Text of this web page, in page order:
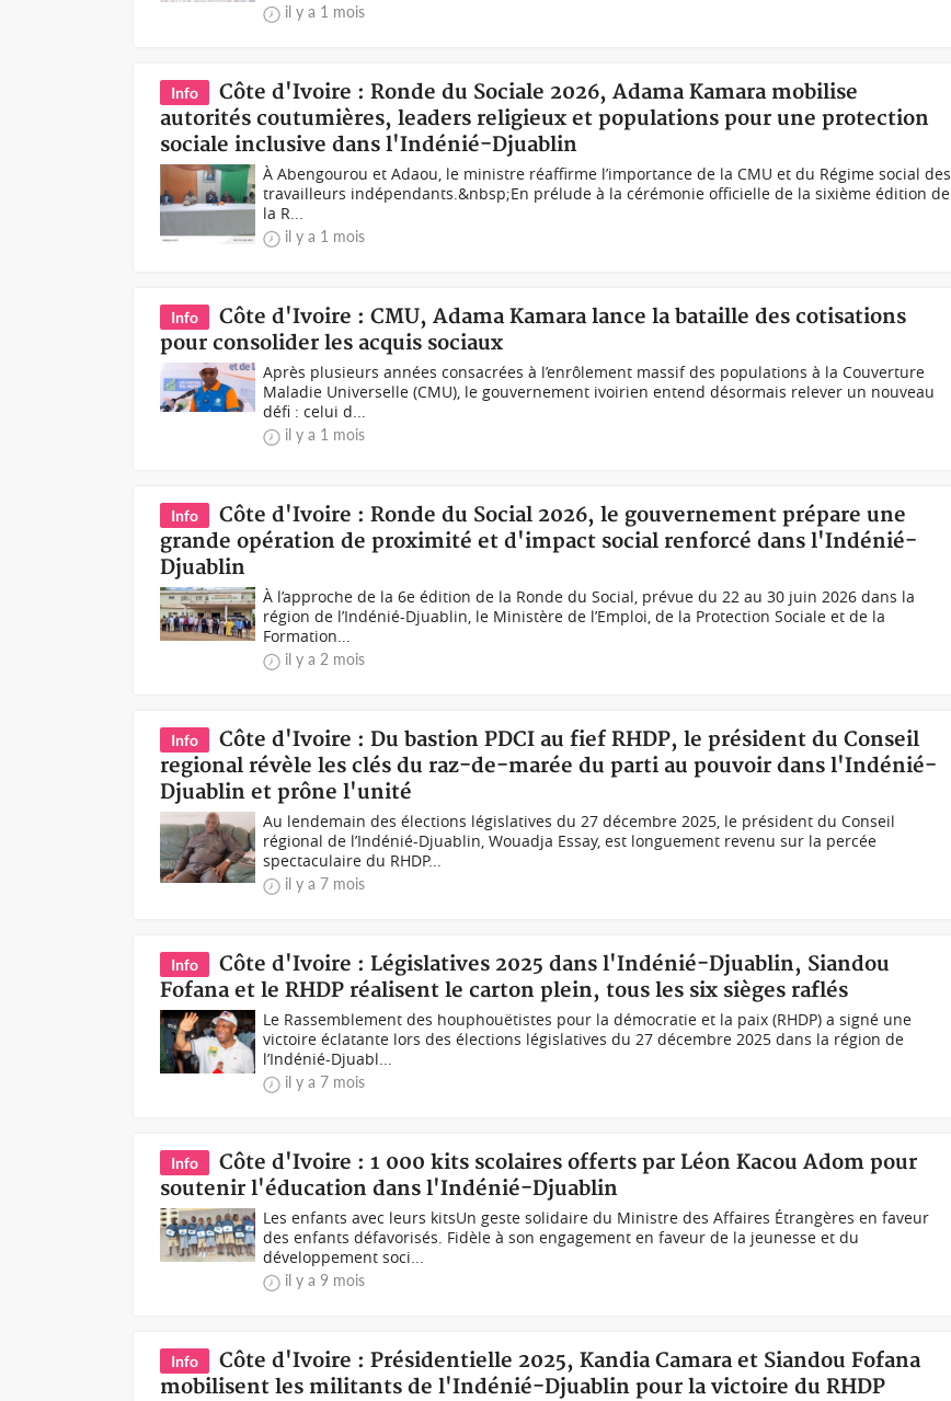
il y a 1 mois
Info
Côte d'Ivoire : Ronde du Sociale 2026, Adama Kamara mobilise
autorités coutumières, leaders religieux et populations pour une protection
sociale inclusive dans l'Indénié-Djuablin
À Abengourou et Adaou, le ministre réaffirme l’importance de la CMU et du Régime social des
travailleurs indépendants.&nbsp;En prélude à la cérémonie officielle de la sixième édition de
la R...
il y a 1 mois
Info
Côte d'Ivoire : CMU, Adama Kamara lance la bataille des cotisations
pour consolider les acquis sociaux
Après plusieurs années consacrées à l’enrôlement massif des populations à la Couverture
Maladie Universelle (CMU), le gouvernement ivoirien entend désormais relever un nouveau
défi : celui d...
il y a 1 mois
Info
Côte d'Ivoire : Ronde du Social 2026, le gouvernement prépare une
grande opération de proximité et d'impact social renforcé dans l'Indénié-
Djuablin
À l’approche de la 6e édition de la Ronde du Social, prévue du 22 au 30 juin 2026 dans la
région de l’Indénié-Djuablin, le Ministère de l’Emploi, de la Protection Sociale et de la
Formation...
il y a 2 mois
Info
Côte d'Ivoire : Du bastion PDCI au fief RHDP, le président du Conseil
regional révèle les clés du raz-de-marée du parti au pouvoir dans l'Indénié-
Djuablin et prône l'unité
Au lendemain des élections législatives du 27 décembre 2025, le président du Conseil
régional de l’Indénié-Djuablin, Wouadja Essay, est longuement revenu sur la percée
spectaculaire du RHDP...
il y a 7 mois
Info
Côte d'Ivoire : Législatives 2025 dans l'Indénié-Djuablin, Siandou
Fofana et le RHDP réalisent le carton plein, tous les six sièges raflés
Le Rassemblement des houphouëtistes pour la démocratie et la paix (RHDP) a signé une
victoire éclatante lors des élections législatives du 27 décembre 2025 dans la région de
l’Indénié-Djuabl...
il y a 7 mois
Info
Côte d'Ivoire : 1 000 kits scolaires offerts par Léon Kacou Adom pour
soutenir l'éducation dans l'Indénié-Djuablin
Les enfants avec leurs kitsUn geste solidaire du Ministre des Affaires Étrangères en faveur
des enfants défavorisés. Fidèle à son engagement en faveur de la jeunesse et du
développement soci...
il y a 9 mois
Info
Côte d'Ivoire : Présidentielle 2025, Kandia Camara et Siandou Fofana
mobilisent les militants de l'Indénié-Djuablin pour la victoire du RHDP